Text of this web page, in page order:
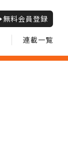
無料会員登録
連載一覧